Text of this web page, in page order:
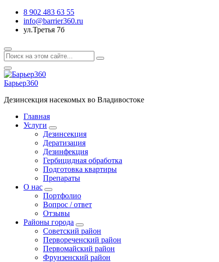
8 902 483 63 55
info@barrier360.ru
ул.Третья 7б
Барьер360
Дезинсекция насекомых во Владивостоке
Главная
Услуги
Дезинсекция
Дератизация
Дезинфекция
Гербицидная обработка
Подготовка квартиры
Препараты
О нас
Портфолио
Вопрос / ответ
Отзывы
Районы города
Советский район
Первореченский район
Первомайский район
Фрунзенский район